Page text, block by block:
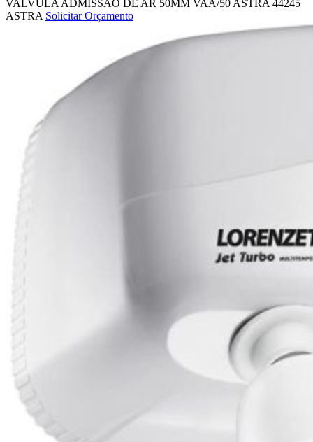
VALVULA ADMISSAO DE AR 50MM VAA/50 ASTRA 44245
ASTRA Solicitar Orçamento